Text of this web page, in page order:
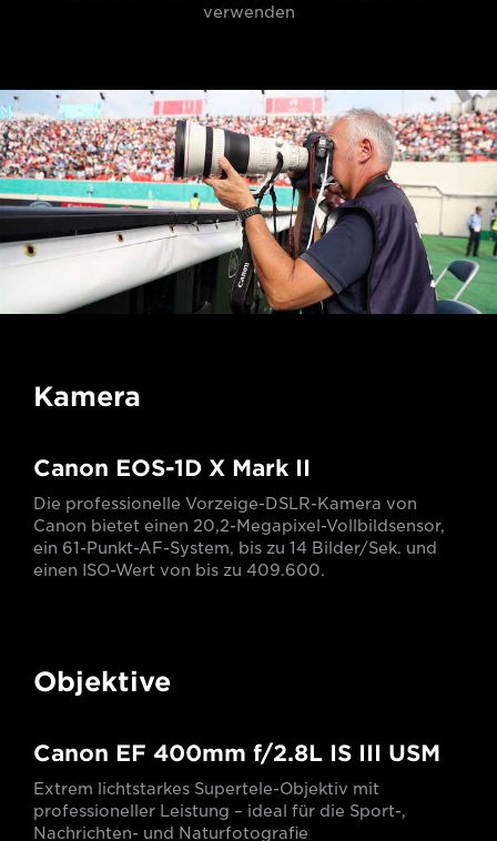
verwenden
Kamera
Canon EOS-1D X Mark II
Die professionelle Vorzeige-DSLR-Kamera von
Canon bietet einen 20,2-Megapixel-Vollbildsensor,
ein 61-Punkt-AF-System, bis zu 14 Bilder/Sek. und
einen ISO-Wert von bis zu 409.600.
Objektive
Canon EF 400mm f/2.8L IS III USM
Extrem lichtstarkes Supertele-Objektiv mit
professioneller Leistung – ideal für die Sport-,
Nachrichten- und Naturfotografie